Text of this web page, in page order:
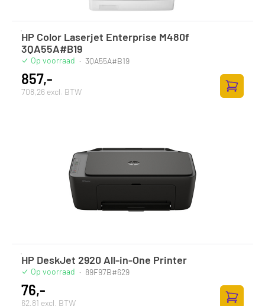
HP Color Laserjet Enterprise M480f
3QA55A#B19
Op voorraad · 3QA55A#B19
857,-
708,26 excl. BTW
Zum
HP DeskJet 2920 All-in-One Printer
Op voorraad · 89F97B#629
76,-
62,81 excl. BTW